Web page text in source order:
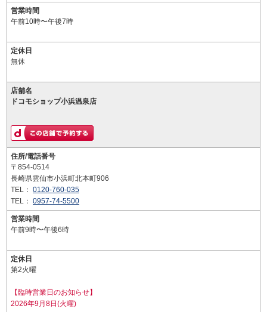
営業時間
午前10時〜午後7時
定休日
無休
店舗名
ドコモショップ小浜温泉店
住所/電話番号
〒854-0514
長崎県雲仙市小浜町北本町906
TEL： 0120-760-035
TEL： 0957-74-5500
営業時間
午前9時〜午後6時
定休日
第2火曜
【臨時営業日のお知らせ】
2026年9月8日(火曜)